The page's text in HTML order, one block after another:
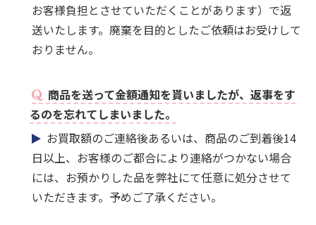
お客様負担とさせていただくことがあります）で返
送いたします。廃棄を目的としたご依頼はお受けして
おりません。
商品を送って金額通知を貰いましたが、返事をす
るのを忘れてしまいました。
お買取額のご連絡後あるいは、商品のご到着後14
日以上、お客様のご都合により連絡がつかない場合
には、お預かりした品を弊社にて任意に処分させて
いただきます。予めご了承ください。